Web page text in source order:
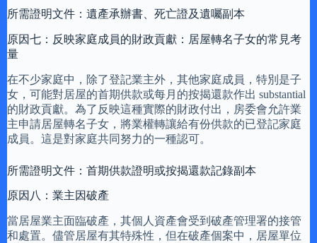
所需證明文件：遺產承辦書、死亡證及遺囑副本
原因七：反映家庭成員的財政貢獻：居屋轉名子女的常見考
量
在不少家庭中，除了登記業主外，其他家庭成員，特別是子
女，可能對居屋的首期供款或每月的按揭還款作出 substantial
的財政貢獻。為了反映這種實際的財政付出，房委會允許業
主申請居屋轉名子女，將業權轉讓給有份供款的已登記家庭
成員。這是對家庭共同努力的一種認可。
所需證明文件：首期供款證明或按揭還款記錄副本
原因八：業主因破產
當居屋業主面臨破產，其個人資產會受到破產管理署的接管
和處置。儘管居屋有其特殊性，但在破產個案中，居屋單位